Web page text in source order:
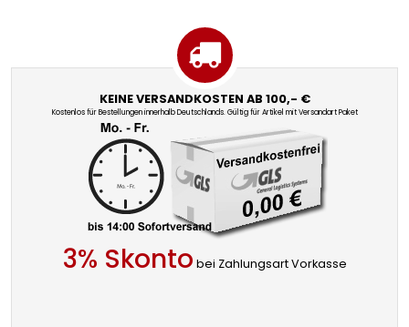
KEINE VERSANDKOSTEN AB 100,- €
Kostenlos für Bestellungen innerhalb Deutschlands. Gültig für Artikel mit Versandart Paket
3% Skonto bei Zahlungsart Vorkasse